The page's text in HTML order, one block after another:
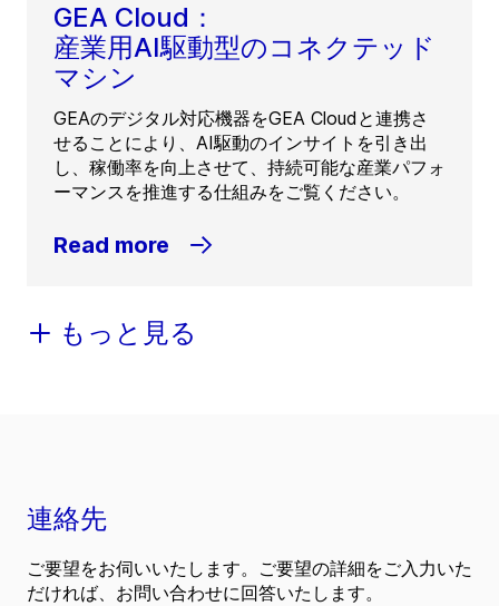
GEA Cloud：
産業用AI駆動型のコネクテッド
マシン
GEAのデジタル対応機器をGEA Cloudと連携さ
せることにより、AI駆動のインサイトを引き出
し、稼働率を向上させて、持続可能な産業パフォ
ーマンスを推進する仕組みをご覧ください。
Read more
もっと見る
連絡先
ご要望をお伺いいたします。ご要望の詳細をご入力いた
だければ、お問い合わせに回答いたします。